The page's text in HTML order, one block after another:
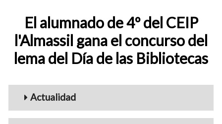
El alumnado de 4º del CEIP
l'Almassil gana el concurso del
lema del Día de las Bibliotecas
Menu_Videos
Actualidad